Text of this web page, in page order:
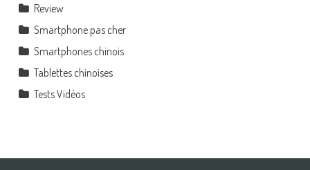
Review
Smartphone pas cher
Smartphones chinois
Tablettes chinoises
Tests Vidéos